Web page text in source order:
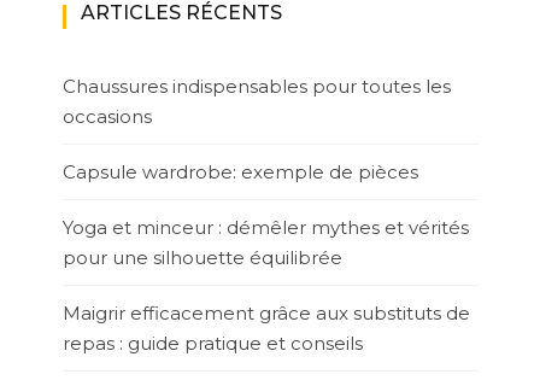
ARTICLES RÉCENTS
Chaussures indispensables pour toutes les
occasions
Capsule wardrobe: exemple de pièces
Yoga et minceur : démêler mythes et vérités
pour une silhouette équilibrée
Maigrir efficacement grâce aux substituts de
repas : guide pratique et conseils